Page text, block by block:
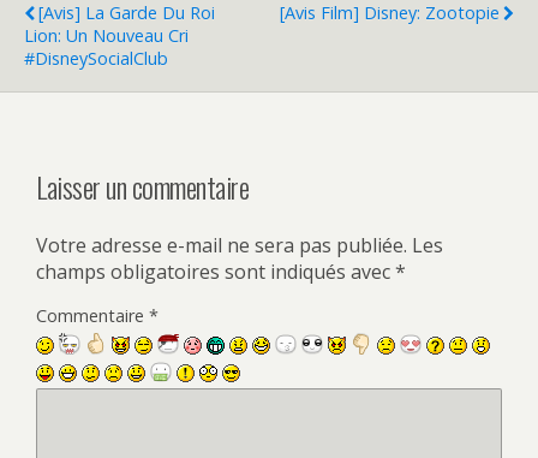
[Avis] La Garde Du Roi
Lion: Un Nouveau Cri
#DisneySocialClub
[Avis Film] Disney: Zootopie
Laisser un commentaire
Votre adresse e-mail ne sera pas publiée. Les
champs obligatoires sont indiqués avec*
Commentaire *